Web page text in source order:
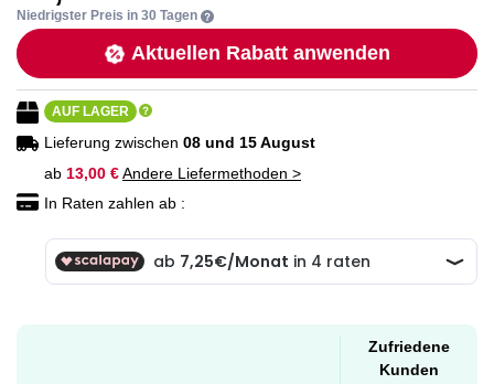
Niedrigster Preis in 30 Tagen
Aktuellen Rabatt anwenden
AUF LAGER
Lieferung zwischen 08 und 15 August
ab 13,00 €Andere Liefermethoden >
In Raten zahlen ab :
Zufriedene
Kunden